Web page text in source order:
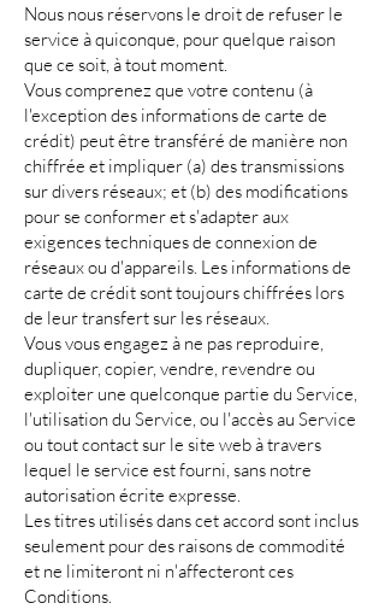
Nous nous réservons le droit de refuser le
service à quiconque, pour quelque raison
que ce soit, à tout moment.
Vous comprenez que votre contenu (à
l'exception des informations de carte de
crédit) peut être transféré de manière non
chiffrée et impliquer (a) des transmissions
sur divers réseaux; et (b) des modifications
pour se conformer et s'adapter aux
exigences techniques de connexion de
réseaux ou d'appareils. Les informations de
carte de crédit sont toujours chiffrées lors
de leur transfert sur les réseaux.
Vous vous engagez à ne pas reproduire,
dupliquer, copier, vendre, revendre ou
exploiter une quelconque partie du Service,
l'utilisation du Service, ou l'accès au Service
ou tout contact sur le site web à travers
lequel le service est fourni, sans notre
autorisation écrite expresse.
Les titres utilisés dans cet accord sont inclus
seulement pour des raisons de commodité
et ne limiteront ni n'affecteront ces
Conditions.